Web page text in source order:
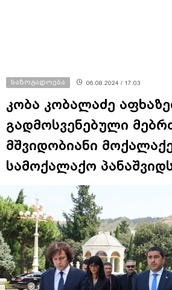
საზოგადოება 06.08.2024 / 17:03
კობა კობალაძე
გადმოსვენებული
მშვიდობიანი
სამოქალაქო